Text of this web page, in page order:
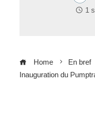
1
Home
En bref
Inauguration du